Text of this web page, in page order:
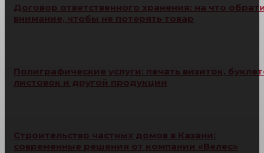
Договор ответственного хранения: на что
внимание, чтобы не потерять товар
Полиграфические услуги: печать визиток,
листовок и другой продукции
Строительство частных домов в Казани:
современные решения от компании «Велес»